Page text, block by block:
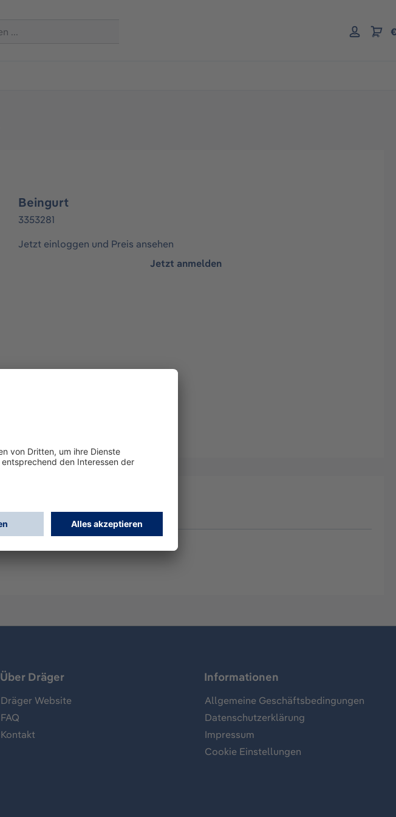
Beingurt
3353281
Jetzt einloggen und Preis ansehen
Jetzt anmelden
Über Dräger
Dräger Website
FAQ
Kontakt
Informationen
Allgemeine Geschäftsbedingungen
Datenschutzerklärung
Impressum
Cookie Einstellungen